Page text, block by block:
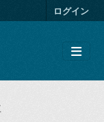
ログイン